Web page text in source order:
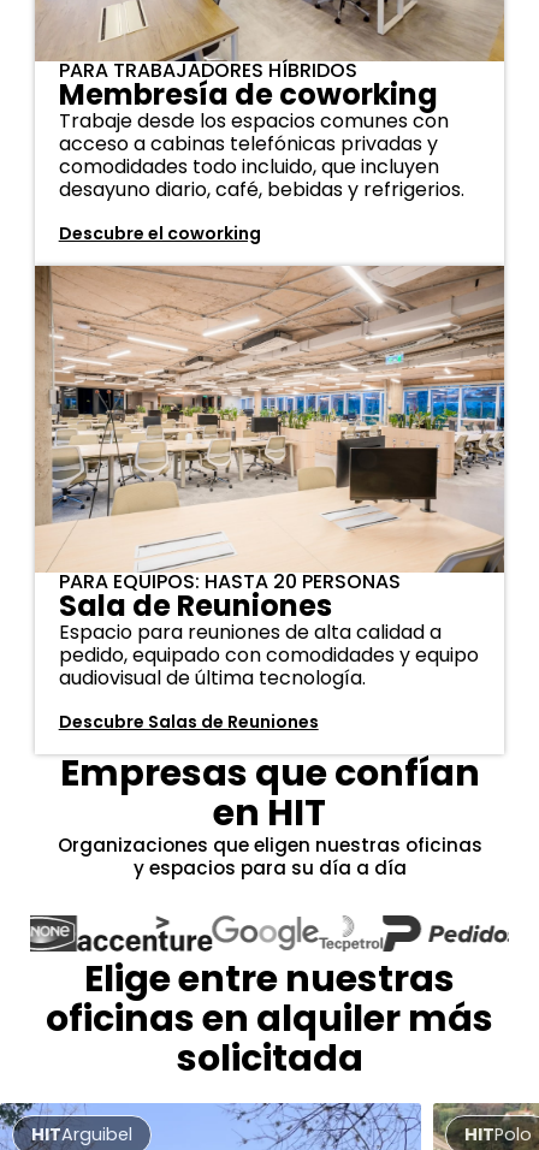
PARA TRABAJADORES HÍBRIDOS
Membresía de coworking
Trabaje desde los espacios comunes con
acceso a cabinas telefónicas privadas y
comodidades todo incluido, que incluyen
desayuno diario, café, bebidas y refrigerios.
Descubre el coworking
PARA EQUIPOS: HASTA 20 PERSONAS
Sala de Reuniones
Espacio para reuniones de alta calidad a
pedido, equipado con comodidades y equipo
audiovisual de última tecnología.
Descubre Salas de Reuniones
Empresas que confían
en HIT
Organizaciones que eligen nuestras oficinas
y espacios para su día a día
Elige entre nuestras
oficinas en alquiler más
solicitada
HITArguibel HITPolo